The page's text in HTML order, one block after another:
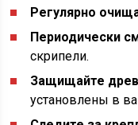
Регулярно
Периодически
скрипели.
Защищайте
установлены в